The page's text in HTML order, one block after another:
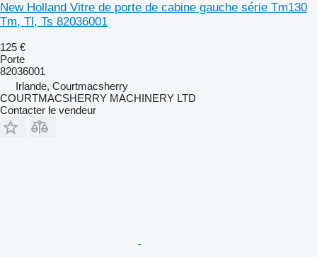
New Holland Vitre de porte de cabine gauche série Tm130
Tm, Tl, Ts 82036001
125 €
Porte
82036001
Irlande, Courtmacsherry
COURTMACSHERRY MACHINERY LTD
Contacter le vendeur